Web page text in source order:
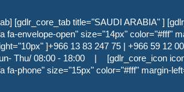
[gdlr_core_tab title="SAUDI ARABIA" ]
fa-envelope-open" size="14px" color="#fff"
]+966 13 83 247 75 | +966 59 12
Thu/ 08:00 - 18:00
| [gdlr_core_icon
fa-phone" size="15px" color="#fff" margin-